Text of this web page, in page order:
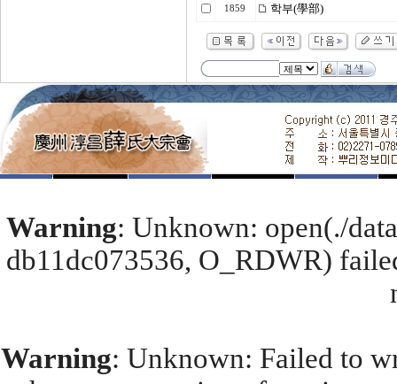
1859 학부(學部)
Warning: Unknown: open(./
db11dc073536, O_RDWR)
Warning: Unknown: Failed to